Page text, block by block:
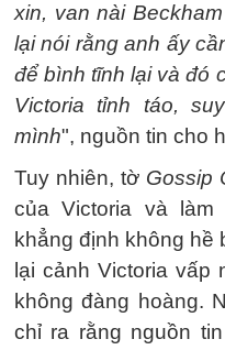
xin, van nài
lại nói rằng anh ấy
để bình tĩnh lại và đó
Victoria tỉnh táo,
mình", nguồn tin cho
Tuy nhiên, tờ Gossip
của Victoria và
khẳng định không
lại cảnh Victoria
không đàng hoàng.
chỉ ra rằng nguồn